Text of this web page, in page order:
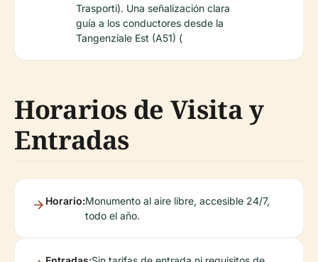
Trasporti). Una señalización clara
guía a los conductores desde la
Tangenziale Est (A51) (
Horarios de Visita y
Entradas
Horario:Monumento al aire libre, accesible 24/7,
todo el año.